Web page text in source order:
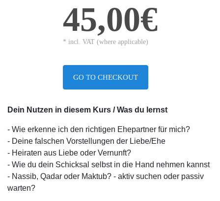
45,00€
* incl. VAT (where applicable)
GO TO CHECKOUT
Dein Nutzen in diesem Kurs / Was du lernst
- Wie erkenne ich den richtigen Ehepartner für mich?
- Deine falschen Vorstellungen der Liebe/Ehe
- Heiraten aus Liebe oder Vernunft?
- Wie du dein Schicksal selbst in die Hand nehmen kannst
- Nassib, Qadar oder Maktub? - aktiv suchen oder passiv
warten?